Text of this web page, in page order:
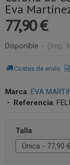
Eva
77,90 €
Disponible - (Imp.
Costes de envío
Marca: EVA
• Referencia:
Talla